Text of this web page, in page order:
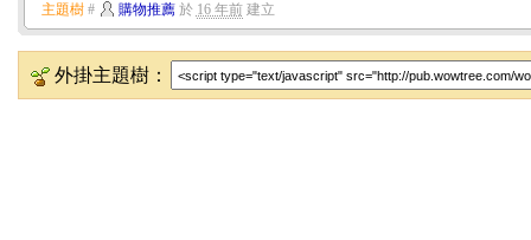
主題樹 # 購物推薦於 16 年前建立
外掛主題樹：